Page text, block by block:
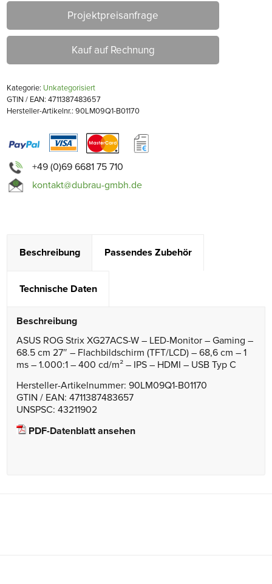
Projektpreisanfrage
Kauf auf Rechnung
Kategorie: Unkategorisiert
GTIN / EAN: 4711387483657
Hersteller-Artikelnr.: 90LM09Q1-B01170
+49 (0)69 6681 75 710
kontakt@dubrau-gmbh.de
Beschreibung Passendes Zubehör
Technische Daten
Beschreibung
ASUS ROG Strix XG27ACS-W – LED-Monitor – Gaming –
68.5 cm 27″ – Flachbildschirm (TFT/LCD) – 68,6 cm – 1
ms – 1.000:1 – 400 cd/m² – IPS – HDMI – USB Typ C
Hersteller-Artikelnummer: 90LM09Q1-B01170
GTIN / EAN: 4711387483657
UNSPSC: 43211902
PDF-Datenblatt ansehen